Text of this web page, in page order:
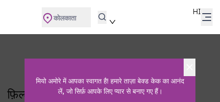
मियो अमोरे में आपका स्वागत है! हमारे ताज़ा बेक्ड केक का आनंद
लें, जो सिर्फ़ आपके लिए प्यार से बनाए गए हैं।
कोलकाता
HI
मुख्य पृष्ठ इस समय लोकप्रिय
फ़िल्टर सभी साफ़ करें